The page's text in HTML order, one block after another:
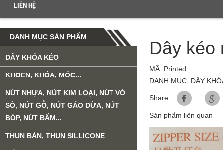
LIÊN HỆ
DANH MỤC SẢN PHẨM
DÂY KHÓA KÉO
KHOEN, KHÓA, MÓC...
NÚT NHỰA, NÚT KIM LOẠI, NÚT VỎ
SÒ, NÚT GỖ, NÚT GÁO DỪA, NÚT
BÓP, NÚT BẤM...
THUN BẢN, THUN SILLICONE
Dây kéo
MÃ: Printed
DANH MỤC: DÂY
Share:
Sản phẩm liên quan